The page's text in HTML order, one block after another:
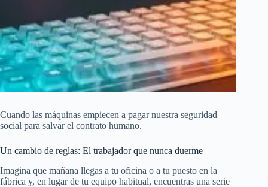
Cuando las máquinas empiecen a pagar nuestra seguridad
social para salvar el contrato humano.
Un cambio de reglas: El trabajador que nunca duerme
Imagina que mañana llegas a tu oficina o a tu puesto en la
fábrica y, en lugar de tu equipo habitual, encuentras una serie